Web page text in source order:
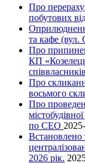
Про
побутових
та кафе (вул.
Про
КП
співвласників
Про
восьмого
Про
по СЕО
Встановлено
2026 рік.